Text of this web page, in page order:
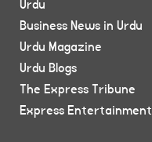
Urdu
Business News in Urdu
Urdu Magazine
Urdu Blogs
The Express Tribune
Express Entertainment